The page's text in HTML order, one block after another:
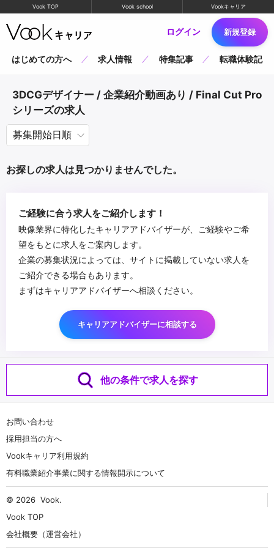
Vook TOP Vook school Vookキャリア
ログイン 新規登録
はじめての方へ 求人情報 特集記事 転職体験記
3DCGデザイナー / 企業紹介動画あり / Final Cut Pro
シリーズの求人
お探しの求人は見つかりませんでした。
ご経験に合う求人をご紹介します！
映像業界に特化したキャリアアドバイザーが、ご経験やご希
望をもとに求人をご案内します。
企業の募集状況によっては、サイトに掲載していない求人を
ご紹介できる場合もあります。
まずはキャリアアドバイザーへ相談ください。
キャリアアドバイザーに相談する
他の条件で求人を探す
お問い合わせ
採用担当の方へ
Vookキャリア利用規約
有料職業紹介事業に関する情報開示について
© 2026 Vook.
Vook TOP
会社概要（運営会社）